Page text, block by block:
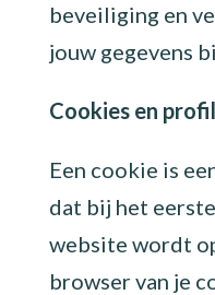
beveiliging en
jouw gegevens
Cookies en
Een cookie is
dat bij het
website wordt
browser van je